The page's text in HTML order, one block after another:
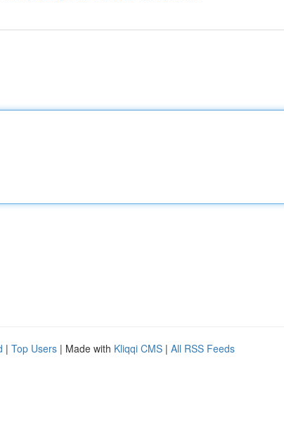
| Top Users | Made with Kliqqi CMS | All RSS Feeds